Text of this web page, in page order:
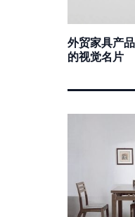
外贸家具产
的视觉名片